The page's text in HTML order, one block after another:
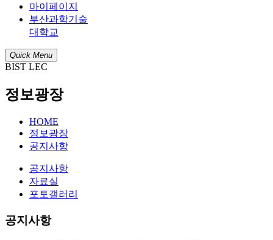
마이페이지
부산과학기술
대학교
Quick Menu
BIST LEC
정보광장
HOME
정보광장
공지사항
공지사항
자료실
포토갤러리
공지사항